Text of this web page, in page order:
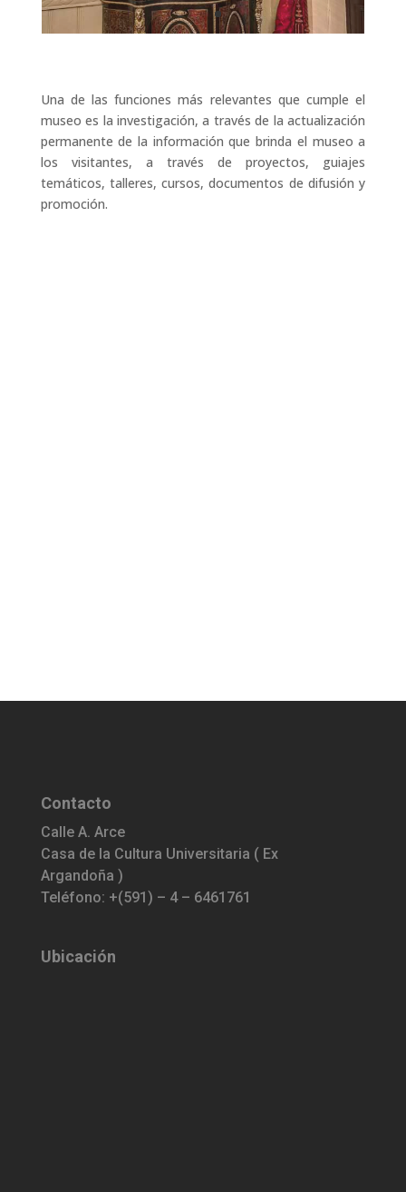
Una de las funciones más relevantes que cumple el
museo es la investigación, a través de la actualización
permanente de la información que brinda el museo a
los visitantes, a través de proyectos, guiajes
temáticos, talleres, cursos, documentos de difusión y
promoción.
Contacto
Calle A. Arce
Casa de la Cultura Universitaria ( Ex
Argandoña )
Teléfono: +(591) – 4 – 6461761
Ubicación